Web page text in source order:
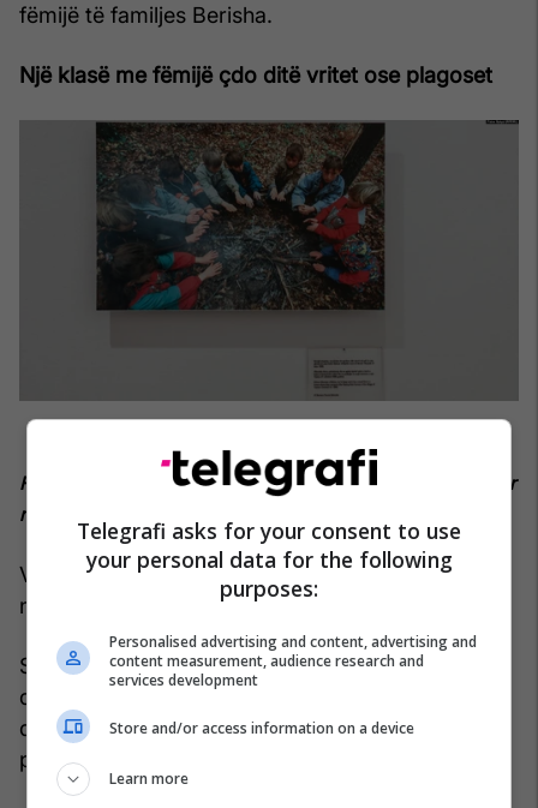
fëmijë të familjes Berisha.
Një klasë me fëmijë çdo ditë vritet ose plagoset
Foto të fëmijëve duke u ngrohur në një mal pasi kishin ikur
nga shtëpitë e tyre.
Vrasja e fëmijëve në zona lufte vazhdon edhe sot
në shumë vende të botës.
Sipas organizatës që merret me mbrojtjen e të
drejtave të fëmijëve, Save the Children, gjatë
dekadës së fundit, 25 fëmijë janë vrarë ose
plagosur çdo ditë në konflikte të ndryshme.
Telegrafi asks for your consent to use
your personal data for the following
purposes:
Personalised advertising and content, advertising and
content measurement, audience research and
services development
Store and/or access information on a device
Learn more